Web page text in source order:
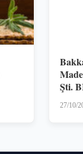
Şti.
27/10/